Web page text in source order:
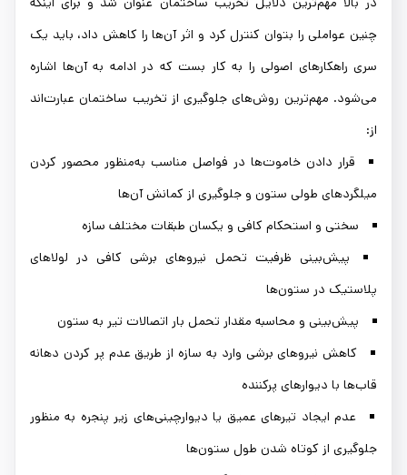
چنین عواملی را بتوان کنترل کرد و اثر آن‌ها را کاهش داد، باید یک
سری راهکارهای اصولی را به کار بست که در ادامه به آن‌ها اشاره
می‌شود. مهم‌ترین روش‌های جلوگیری از تخریب ساختمان عبارت‌اند
از:
قرار دادن خاموت‌ها در فواصل مناسب به‌منظور محصور کردن
میلگردهای طولی ستون و جلوگیری از کمانش آن‌ها
سختی و استحکام کافی و یکسان طبقات مختلف سازه
پیش‌بینی ظرفیت تحمل نیروهای برشی کافی در لولاهای
پلاستیک در ستون‌ها
پیش‌بینی و محاسبه مقدار تحمل بار اتصالات تیر به ستون
کاهش نیروهای برشی وارد به سازه از طریق عدم پر کردن دهانه
قاب‌ها با دیوارهای پرکننده
عدم ایجاد تیرهای عمیق یا دیوارچینی‌های زیر پنجره به منظور
جلوگیری از کوتاه شدن طول ستون‌ها